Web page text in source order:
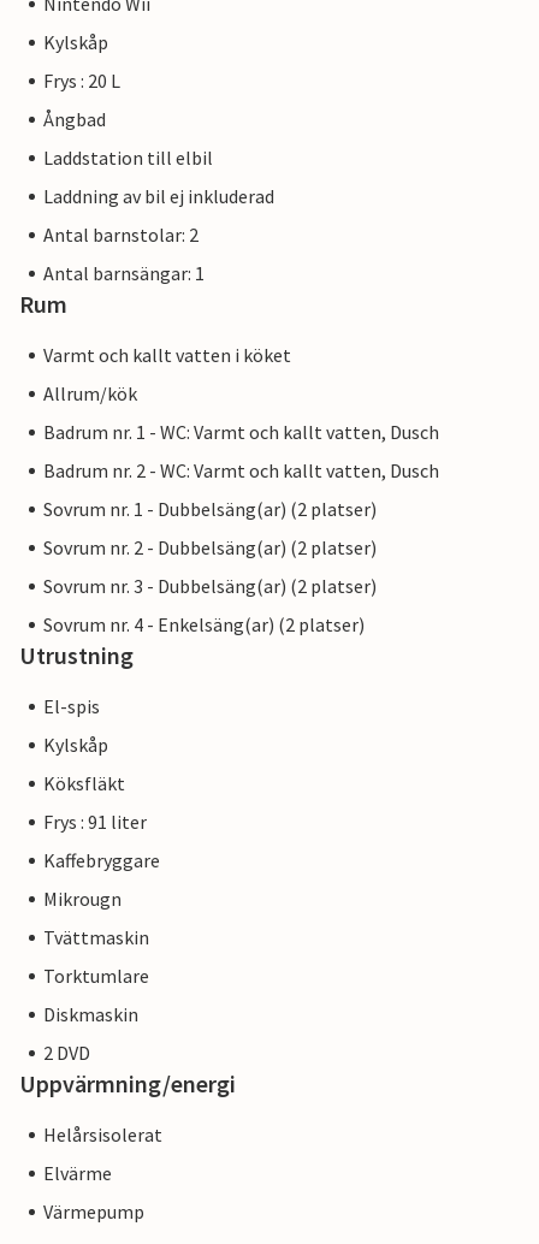
Kylskåp
Frys : 20 L
Ångbad
Laddstation till elbil
Laddning av bil ej inkluderad
Antal barnstolar: 2
Antal barnsängar: 1
Rum
Varmt och kallt vatten i köket
Allrum/kök
Badrum nr. 1 - WC: Varmt och kallt vatten, Dusch
Badrum nr. 2 - WC: Varmt och kallt vatten, Dusch
Sovrum nr. 1 - Dubbelsäng(ar) (2 platser)
Sovrum nr. 2 - Dubbelsäng(ar) (2 platser)
Sovrum nr. 3 - Dubbelsäng(ar) (2 platser)
Sovrum nr. 4 - Enkelsäng(ar) (2 platser)
Utrustning
El-spis
Kylskåp
Köksfläkt
Frys : 91 liter
Kaffebryggare
Mikrougn
Tvättmaskin
Torktumlare
Diskmaskin
2 DVD
Uppvärmning/energi
Helårsisolerat
Elvärme
Värmepump